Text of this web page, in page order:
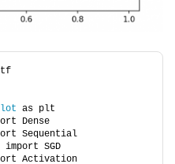
tf
as plt
Dense
Sequential
import SGD
Activation